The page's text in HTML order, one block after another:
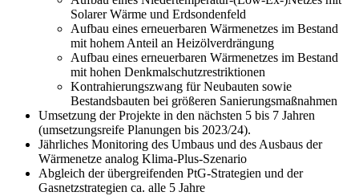
Solarer Wärme und Erdsondenfeld
Aufbau eines erneuerbaren Wärmenetzes im Bestand
mit hohem Anteil an Heizölverdrängung
Aufbau eines erneuerbaren Wärmenetzes im Bestand
mit hohen Denkmalschutzrestriktionen
Kontrahierungszwang für Neubauten sowie
Bestandsbauten bei größeren Sanierungsmaßnahmen
Umsetzung der Projekte in den nächsten 5 bis 7 Jahren
(umsetzungsreife Planungen bis 2023/24).
Jährliches Monitoring des Umbaus und des Ausbaus der
Wärmenetze analog Klima-Plus-Szenario
Abgleich der übergreifenden PtG-Strategien und der
Gasnetzstrategien ca. alle 5 Jahre